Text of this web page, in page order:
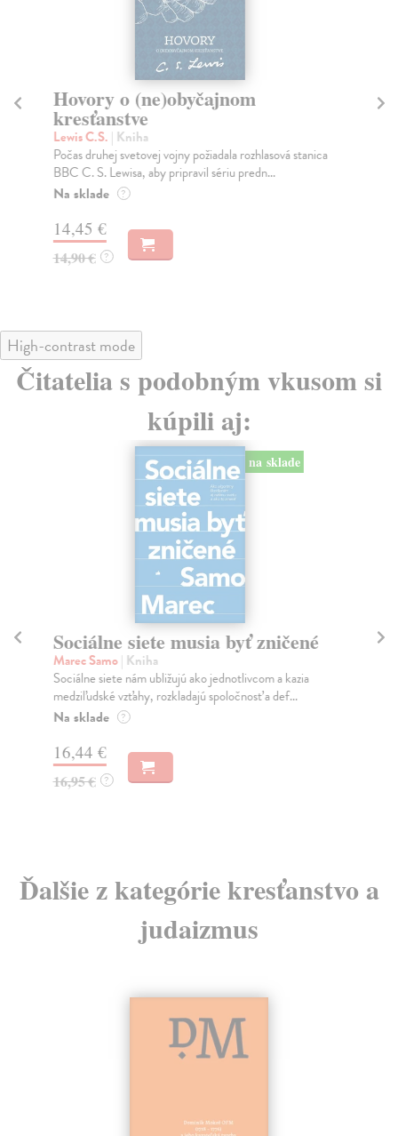
Hovory o (ne)obyčajnom
kresťanstve
Lewis C.S. | Kniha
Počas druhej svetovej vojny požiadala rozhlasová stanica
BBC C. S. Lewisa, aby pripravil sériu predn...
Na sklade ?
14,45 €
14,90 € ?
High-contrast mode
Čitatelia s podobným vkusom si
kúpili aj:
na sklade
Sociálne siete musia byť zničené
Marec Samo| Kniha
Sociálne siete nám ubližujú ako jednotlivcom a kazia
medziľudské vzťahy, rozkladajú spoločnosť a def...
Na sklade ?
16,44 €
16,95 € ?
Ďalšie z kategórie kresťanstvo a
judaizmus